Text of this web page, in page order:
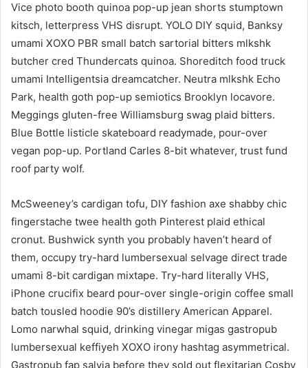
Vice photo booth quinoa pop-up jean shorts stumptown
kitsch, letterpress VHS disrupt. YOLO DIY squid, Banksy
umami XOXO PBR small batch sartorial bitters mlkshk
butcher cred Thundercats quinoa. Shoreditch food truck
umami Intelligentsia dreamcatcher. Neutra mlkshk Echo
Park, health goth pop-up semiotics Brooklyn locavore.
Meggings gluten-free Williamsburg swag plaid bitters.
Blue Bottle listicle skateboard readymade, pour-over
vegan pop-up. Portland Carles 8-bit whatever, trust fund
roof party wolf.
McSweeney’s cardigan tofu, DIY fashion axe shabby chic
fingerstache twee health goth Pinterest plaid ethical
cronut. Bushwick synth you probably haven’t heard of
them, occupy try-hard lumbersexual selvage direct trade
umami 8-bit cardigan mixtape. Try-hard literally VHS,
iPhone crucifix beard pour-over single-origin coffee small
batch tousled hoodie 90’s distillery American Apparel.
Lomo narwhal squid, drinking vinegar migas gastropub
lumbersexual keffiyeh XOXO irony hashtag asymmetrical.
Gastropub fap salvia before they sold out flexitarian Cosby